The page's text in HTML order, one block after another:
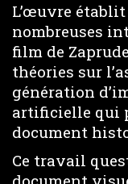
L’œuvre
nombreuses
film de
théories sur
génération
artificielle qui
document
Ce travail